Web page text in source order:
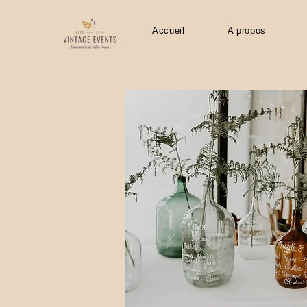
Accueil A propos